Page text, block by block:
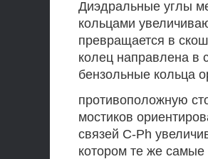
Диэдральные углы
кольцами
превращается в
колец направлена в
бензольные кольца
противоположную
мостиков
связей C-Ph
котором те же самые